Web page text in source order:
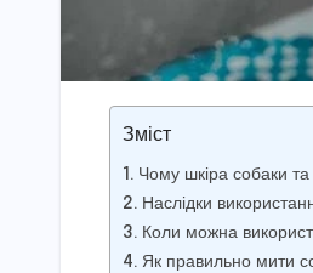
Зміст
Чому шкіра собаки та
Наслідки
Коли можна
Як правильно мити